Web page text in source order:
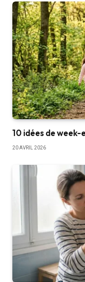
10 idées de
20 AVRIL 2026